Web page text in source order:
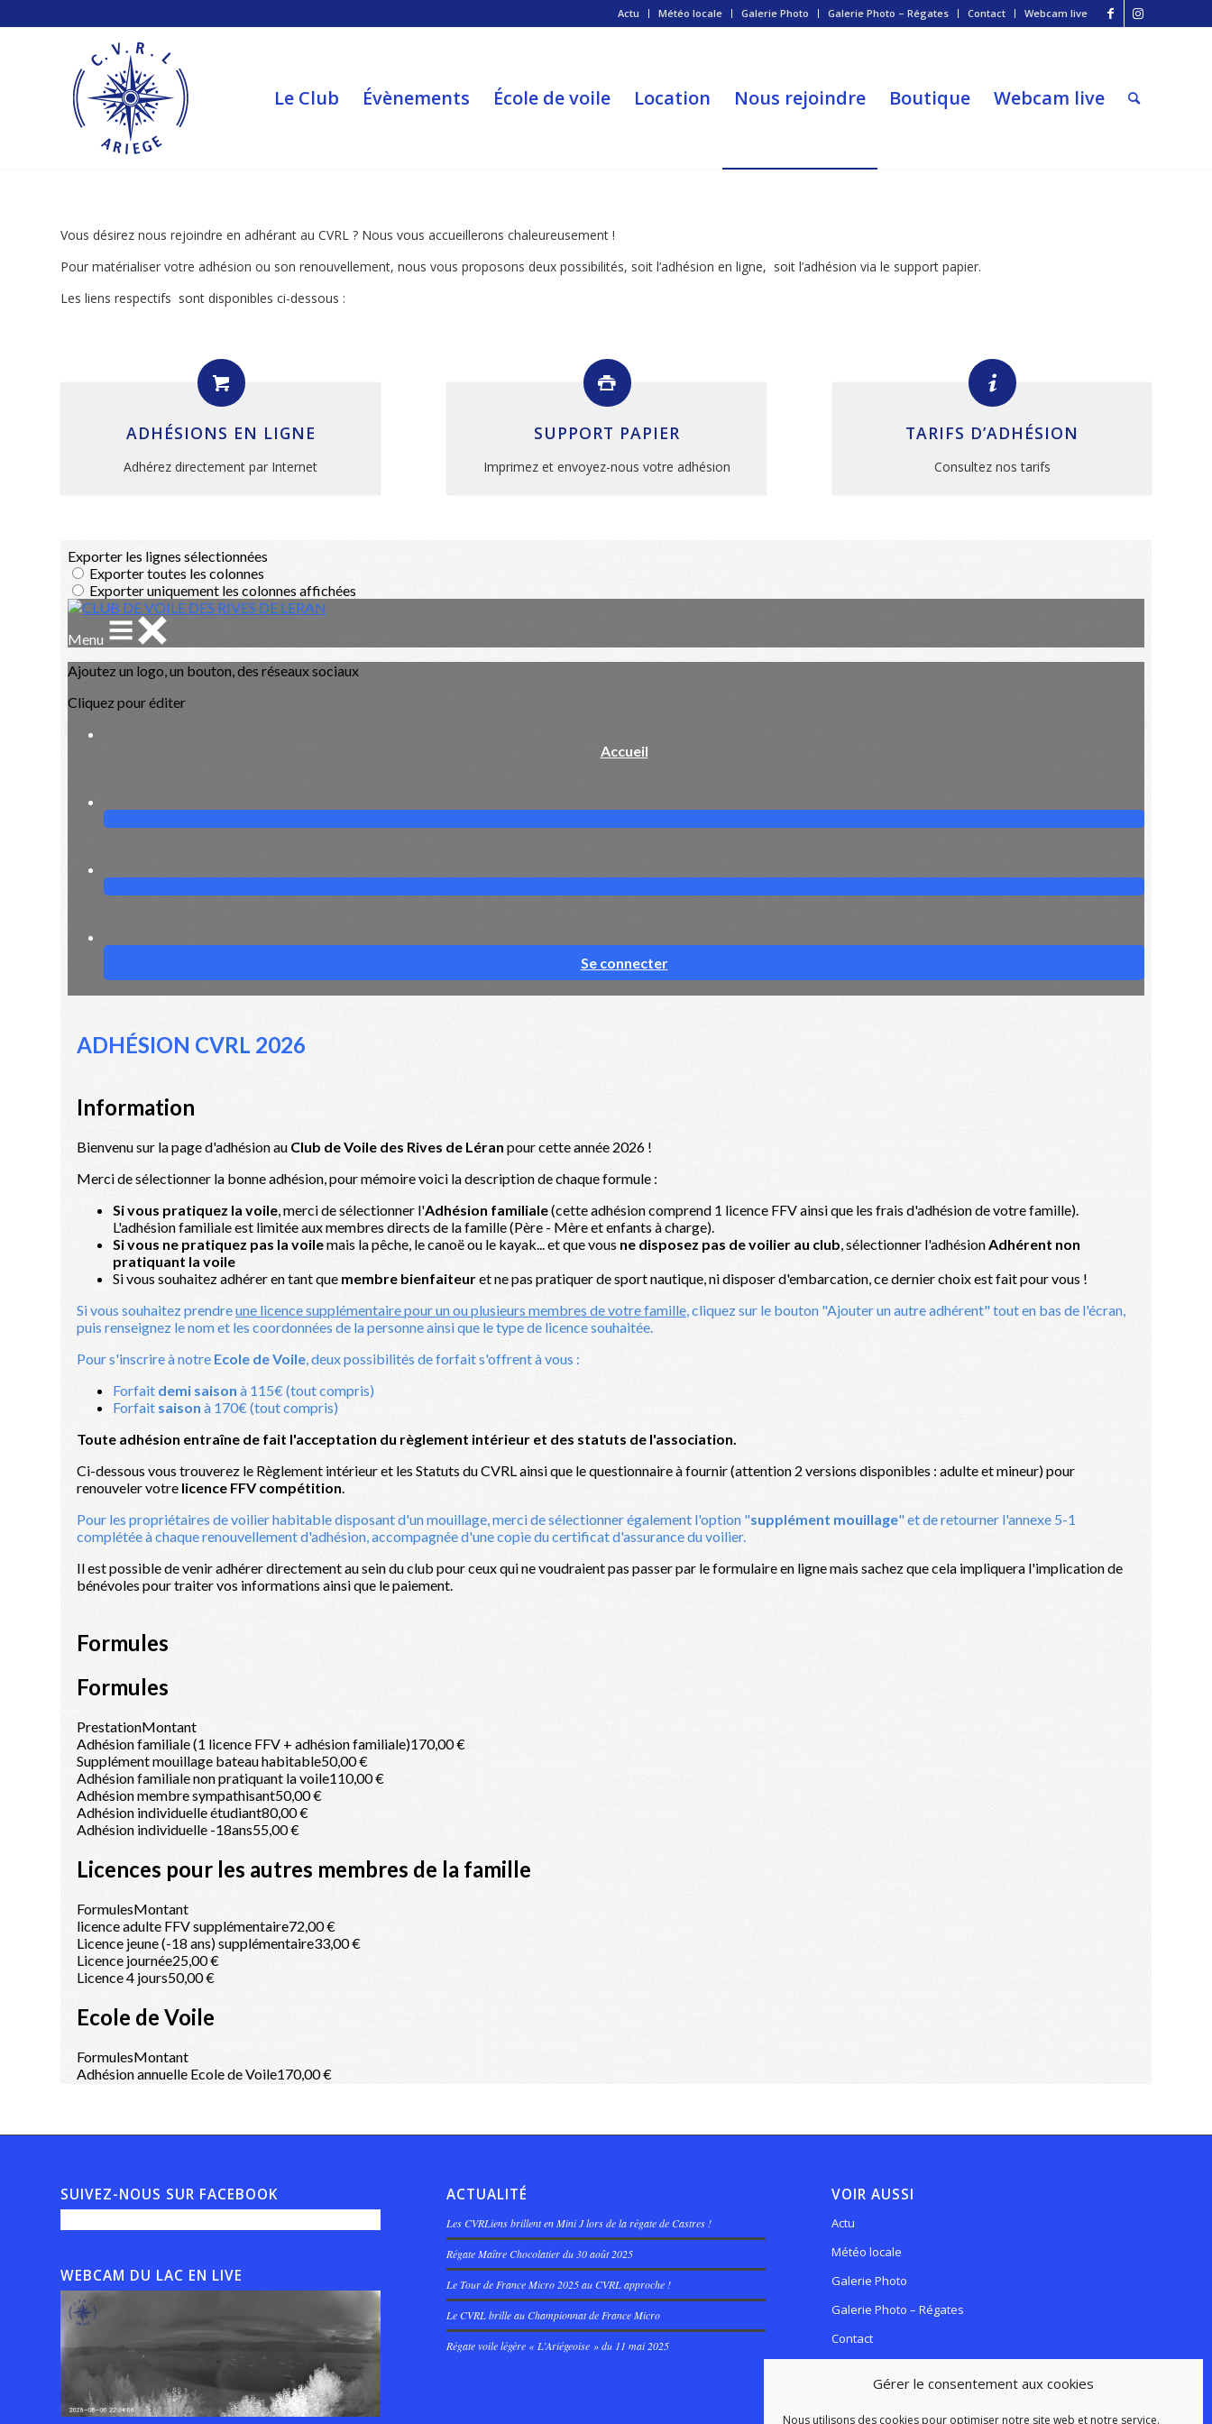
Gérer le consentement aux cookies
Nous utilisons des cookies pour optimiser notre site web et notre service.
Actu Météo locale Galerie Photo Galerie Photo – Régates Contact Webcam live
Le Club Évènements École de voile Location Nous rejoindre Boutique Webcam live
Vous désirez nous rejoindre en adhérant au CVRL ? Nous vous accueillerons chaleureusement !
Pour matérialiser votre adhésion ou son renouvellement, nous vous proposons deux possibilités, soit l’adhésion en ligne, soit l’adhésion via le support papier.
Les liens respectifs sont disponibles ci-dessous :
ADHÉSIONS EN LIGNE
Adhérez directement par Internet
SUPPORT PAPIER
Imprimez et envoyez-nous votre adhésion
TARIFS D’ADHÉSION
Consultez nos tarifs
SUIVEZ-NOUS SUR FACEBOOK
WEBCAM DU LAC EN LIVE
ACTUALITÉ
Les CVRLiens brillent en Mini J lors de la régate de Castres !
Régate Maître Chocolatier du 30 août 2025
Le Tour de France Micro 2025 au CVRL approche !
Le CVRL brille au Championnat de France Micro
Régate voile légère « L’Ariégeoise » du 11 mai 2025
VOIR AUSSI
Actu
Météo locale
Galerie Photo
Galerie Photo – Régates
Contact